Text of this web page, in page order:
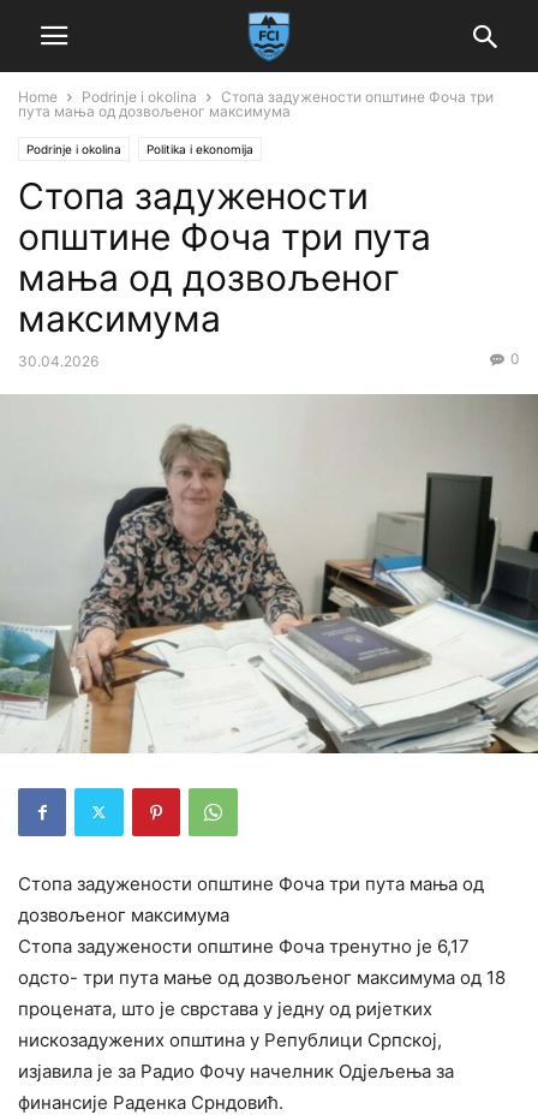
Home Podrinje i okolina
Стопа задужености општине Фоча три
пута мања од дозвољеног максимума
Podrinje i okolina Politika i ekonomija
Стопа задужености
општине Фоча три пута
мања од дозвољеног
максимума
30.04.2026 0
Стопа задужености општине Фоча три пута мања од
дозвољеног максимума
Стопа задужености општине Фоча тренутно је 6,17
одсто- три пута мање од дозвољеног максимума од 18
процената, што је сврстава у једну од ријетких
нискозадужених општина у Републици Српској,
изјавила је за Радио Фочу начелник Одјељења за
финансије Раденка Срндовић.